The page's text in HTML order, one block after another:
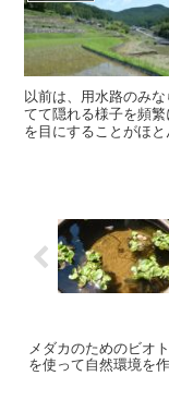
以前は、用水路のみ
てて隠れる様子を頻
を目にすることがほ
メダカのためのビオ
を使って自然環境を